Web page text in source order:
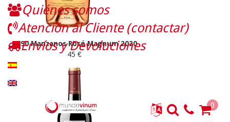
1890 Manzanos Rosé Magnum 2020
45 €
Quiénes somos
Atención al Cliente (contactar)
Envíos y Devoluciones
0